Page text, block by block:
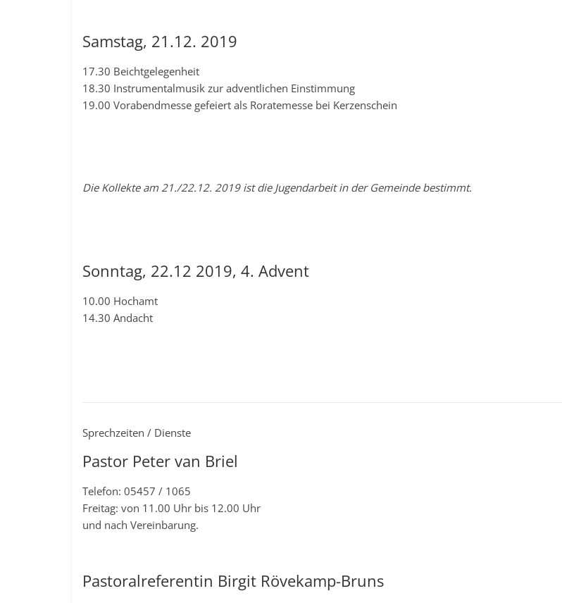
Samstag, 21.12. 2019
17.30 Beichtgelegenheit
18.30 Instrumentalmusik zur adventlichen Einstimmung
19.00 Vorabendmesse gefeiert als Roratemesse bei Kerzenschein
Die Kollekte am 21./22.12. 2019 ist die Jugendarbeit in der Gemeinde bestimmt.
Sonntag, 22.12 2019, 4. Advent
10.00 Hochamt
14.30 Andacht
Sprechzeiten / Dienste
Pastor Peter van Briel
Telefon: 05457 / 1065
Freitag: von 11.00 Uhr bis 12.00 Uhr
und nach Vereinbarung.
Pastoralreferentin Birgit Rövekamp-Bruns